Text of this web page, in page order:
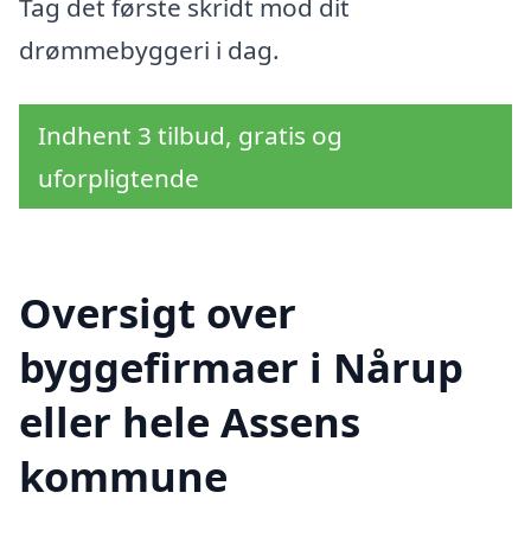
Tag det første skridt mod dit
drømmebyggeri i dag.
Indhent 3 tilbud, gratis og
uforpligtende
Oversigt over
byggefirmaer i Nårup
eller hele Assens
kommune